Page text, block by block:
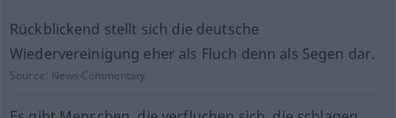
Rückblickend stellt sich die deutsche
Wiedervereinigung eher als Fluch denn als Segen dar.
Source: News-Commentary